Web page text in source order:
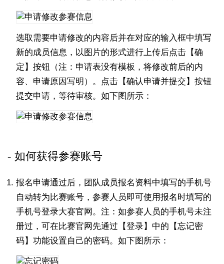
选取需要申请修改的内容后并在对应的输入框中填写
新的成员信息，以图片的形式进行上传后点击【确
定】按钮（注：申请表没有模板，将修改前后的内
容、申请原因写明）。点击【确认申请并提交】按钮
提交申请，等待审核。如下图所示：
如何获得参赛账号
报名申请通过后，团队成员报名资料中填写的手机号
自动转为比赛账号，参赛人员即可使用报名时填写的
手机号登录大赛官网。注：如参赛人员的手机号未注
册过，可在比赛官网先通过【登录】中的【忘记密
码】功能设置自己的密码。如下图所示：